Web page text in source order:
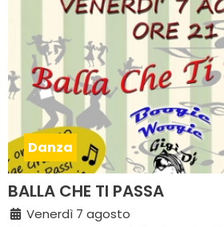
Danza
BALLA CHE TI PASSA
Venerdì 7 agosto